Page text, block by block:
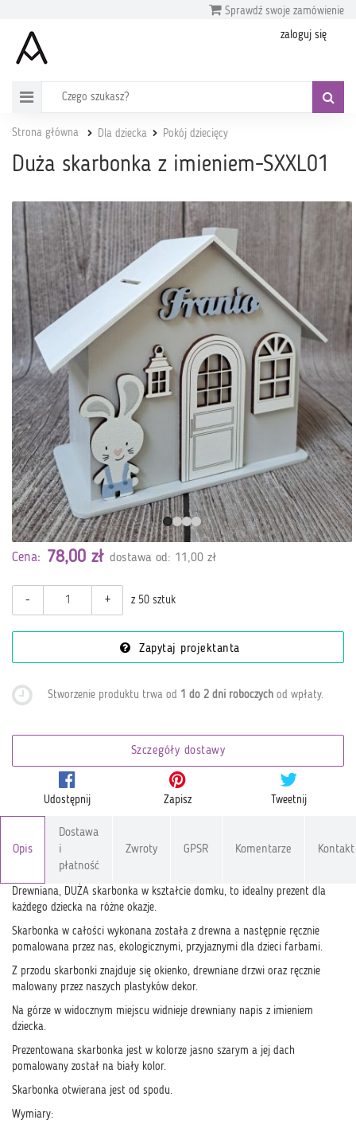
Sprawdź swoje zamówienie
zaloguj się
Strona główna Dla dziecka Pokój dziecięcy
Duża skarbonka z imieniem-SXXL01
Cena: 78,00 zł dostawa od: 11,00 zł
- + z 50 sztuk
Zapytaj projektanta
Stworzenie produktu trwa od 1 do 2 dni roboczych od wpłaty.
Szczegóły dostawy
Udostępnij Zapisz Tweetnij
Opis
Dostawa
i
płatność
Zwroty GPSR Komentarze Kontakt
Drewniana, DUŻA skarbonka w kształcie domku, to idealny prezent dla
każdego dziecka na różne okazje.
Skarbonka w całości wykonana została z drewna a następnie ręcznie
pomalowana przez nas, ekologicznymi, przyjaznymi dla dzieci farbami.
Z przodu skarbonki znajduje się okienko, drewniane drzwi oraz ręcznie
malowany przez naszych plastyków dekor.
Na górze w widocznym miejscu widnieje drewniany napis z imieniem
dziecka.
Prezentowana skarbonka jest w kolorze jasno szarym a jej dach
pomalowany został na biały kolor.
Skarbonka otwierana jest od spodu.
Wymiary: